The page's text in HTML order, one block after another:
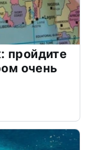
пройдите
очень